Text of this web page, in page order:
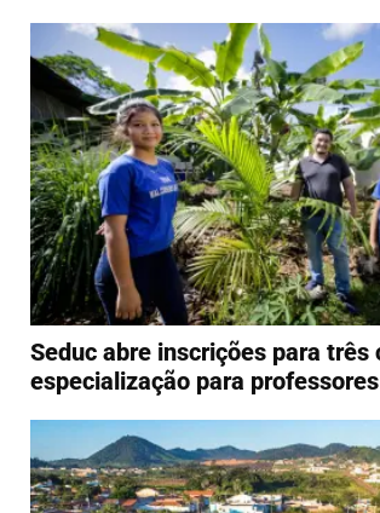
Seduc abre inscrições para três
especialização para professores